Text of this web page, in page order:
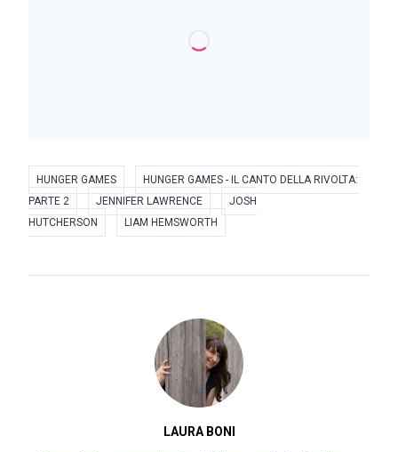
HUNGER GAMES
HUNGER GAMES - IL CANTO DELLA RIVOLTA:
PARTE 2
JENNIFER LAWRENCE
JOSH
HUTCHERSON
LIAM HEMSWORTH
LAURA BONI